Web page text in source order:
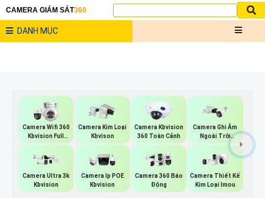
CAMERA GIÁM SÁT360
DANH MỤC
Camera Wifi 360
Kbvision Full
Color
Camera Kim Loại
Kbvison
Camera Kbvision
360 Toàn Cảnh
Camera Ghi Âm
Ngoài Trời
Kbvision
Camera Ultra 3k
Kbvision
Camera Ip POE
Kbvision
Camera 360 Báo
Động
Camera Thiết Kế
Kim Loại Imou